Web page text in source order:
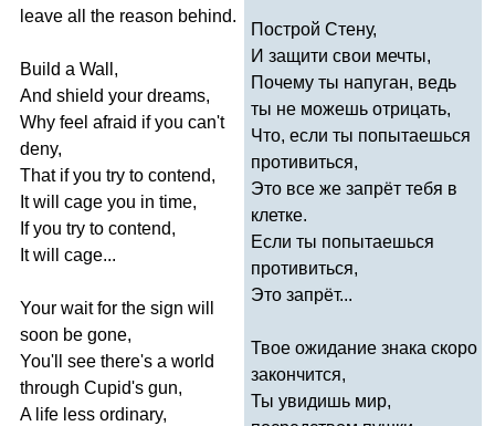
leave all the reason behind.
Build a Wall ,
And shield your dreams,
Why feel afraid if you can't
deny,
That if you try to contend,
It will cage you in time,
If you try to contend,
It will cage...
Your wait for the sign will
soon be gone,
You'll
see there's a world
through Cupid's gun,
A life less ordinary,
Построй Стену,
И защити свои мечты,
Почему ты напуган, ведь
ты не можешь отрицать,
Что, если ты попытаешься
противиться,
Это все же запрёт тебя в
клетке.
Если ты попытаешься
противиться,
Это запрёт...
Твое ожидание знака скоро
закончится,
Ты увидишь мир,